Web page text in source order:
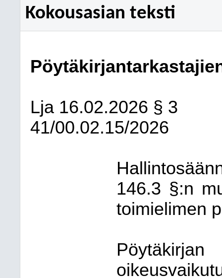
Kokousasian teksti
Lja 16.02.2026 § 3
41/00.02.15/2026
146.3 §:n
toimielimen